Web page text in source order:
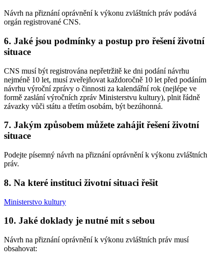
Návrh na přiznání oprávnění k výkonu zvláštních práv podává
orgán registrované CNS.
6. Jaké jsou podmínky a postup pro řešení životní
situace
CNS musí být registrována nepřetržitě ke dni podání návrhu
nejméně 10 let, musí zveřejňovat každoročně 10 let před podáním
návrhu výroční zprávy o činnosti za kalendářní rok (nejlépe ve
formě zaslání výročních zpráv Ministerstvu kultury), plnit řádně
závazky vůči státu a třetím osobám, být bezúhonná.
7. Jakým způsobem můžete zahájit řešení životní
situace
Podejte písemný návrh na přiznání oprávnění k výkonu zvláštních
práv.
8. Na které instituci životní situaci řešit
Ministerstvo kultury
10. Jaké doklady je nutné mít s sebou
Návrh na přiznání oprávnění k výkonu zvláštních práv musí
obsahovat: